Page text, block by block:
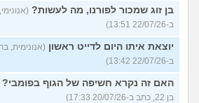
בן זוג שמכור לפורנו, מה לעשות?
ב-22/07/26 13:51)
יוצאת איתו היום לדייט ראשון
ב-22/07/26 13:42)
האם זה נקרא חשיפה של הגוף בפומבי?
בן 22, כתב ב-20/07/26 17:33)